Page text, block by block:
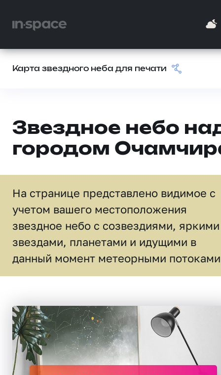
Карта звездного неба для печати
Звездное небо
городом
На странице представлено видимое c
учетом вашего местоположения
звездное небо c созвездиями, яркими
звездами, планетами и идущими в
данный момент метеорными